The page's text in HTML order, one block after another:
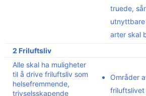
truede,
arter skal
2 Friluftsliv
Alle skal ha muligheter
til å drive friluftsliv som
helsefremmende,
trivselsskapende
Områder
friluftslivet